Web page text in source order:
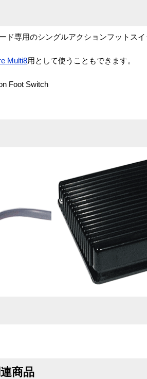
ド専用のシングルアクションフットスイ
Multi8用として使うこともできます。
Foot Switch
商品